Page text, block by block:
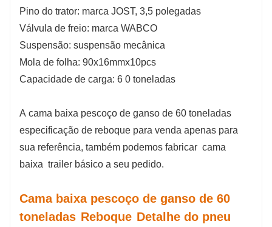
Pino do trator: marca JOST, 3,5 polegadas
Válvula de freio: marca WABCO
Suspensão: suspensão mecânica
Mola de folha: 90x16mmx10pcs
Capacidade de carga: 6 0 toneladas
A cama baixa pescoço de ganso de 60 toneladas
especificação de reboque para venda apenas para
sua referência, também podemos fabricar cama
baixa trailer básico a seu pedido.
Cama baixa pescoço de ganso de 60
toneladas Reboque Detalhe do pneu